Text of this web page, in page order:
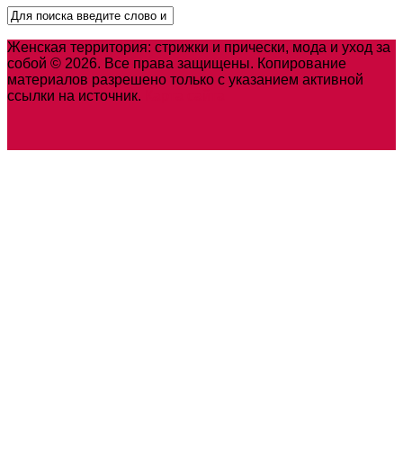
Женская территория: стрижки и прически, мода и уход за
собой © 2026. Все права защищены. Копирование
материалов разрешено только с указанием активной
ссылки на источник.